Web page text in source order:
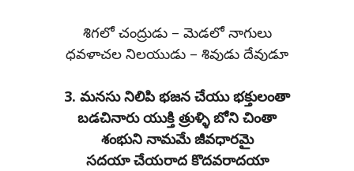
శిగలో చంద్రుడు – మెడలో నాగులు
ధవళాచల నిలయుడు – శివుడు దేవుడూ
3. మనసు నిలిపి భజన చేయు భక్తులంతా
బడచినారు యుక్తి త్రుళ్ళి బోని చింతా
శంభుని నామమే జీవధారమై
సదయా చేయరాద కొదవరాదయా